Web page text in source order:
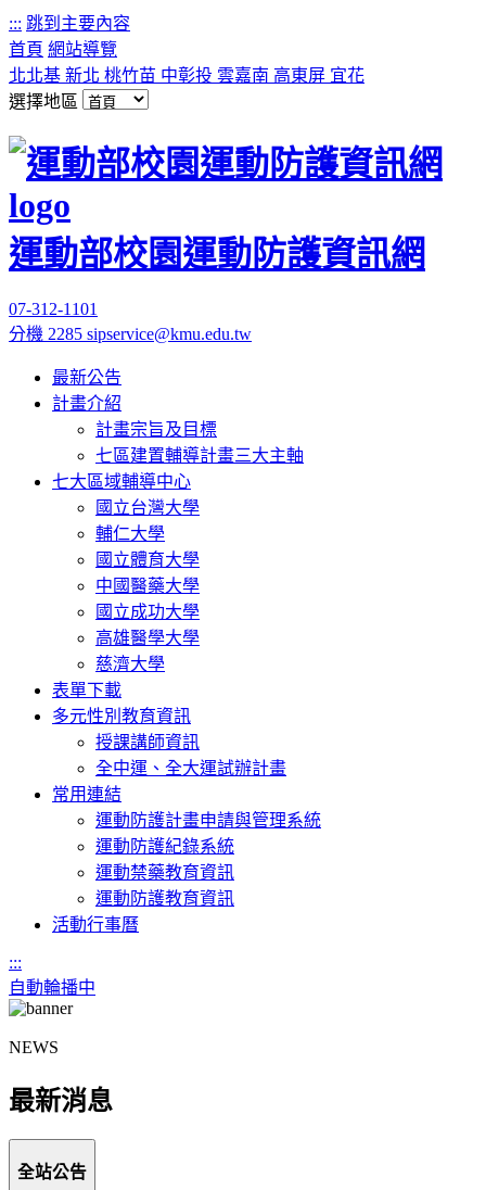
::: 跳到主要內容
首頁 網站導覽
北北基 新北 桃竹苗 中彰投 雲嘉南 高東屏 宜花
選擇地區
運動部校園運動防護資訊網
07-312-1101
分機 2285 sipservice@kmu.edu.tw
最新公告
計畫介紹
計畫宗旨及目標
七區建置輔導計畫三大主軸
七大區域輔導中心
國立台灣大學
輔仁大學
國立體育大學
中國醫藥大學
國立成功大學
高雄醫學大學
慈濟大學
表單下載
多元性別教育資訊
授課講師資訊
全中運、全大運試辦計畫
常用連結
運動防護計畫申請與管理系統
運動防護紀錄系統
運動禁藥教育資訊
運動防護教育資訊
活動行事曆
:::
自動輪播中
NEWS
最新消息
全站公告